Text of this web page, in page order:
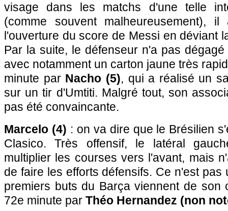
visage dans les matchs d'une telle
(comme souvent malheureusement),
l'ouverture du score de Messi en déviant
Par la suite, le défenseur n'a pas
avec notamment un carton jaune très
minute par Nacho (5), qui a réalisé un
sur un tir d'Umtiti. Malgré tout, son
pas été convaincante.
Marcelo (4) : on va dire que le Brésilien
Clasico. Très offensif, le latéral
multiplier les courses vers l'avant, mais
de faire les efforts défensifs. Ce n'est pas
premiers buts du Barça viennent de son
72e minute par Théo Hernandez (non